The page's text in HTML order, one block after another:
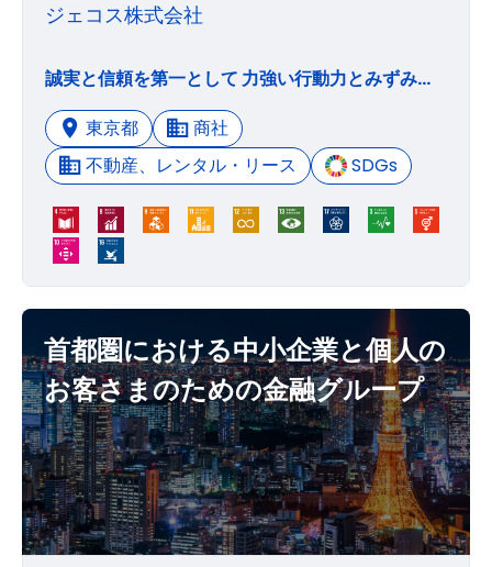
ジェコス株式会社
誠実と信頼を第一として 力強い行動力とみずみずしい感性で 未来に向かって挑戦し 活動領域の拡充とグループ力の 強化を図り 関連する人々の幸福を確保する。
東京都
商社
不動産、レンタル・リース
SDGs
首都圏における中小企業と個人の
お客さまのための金融グループ